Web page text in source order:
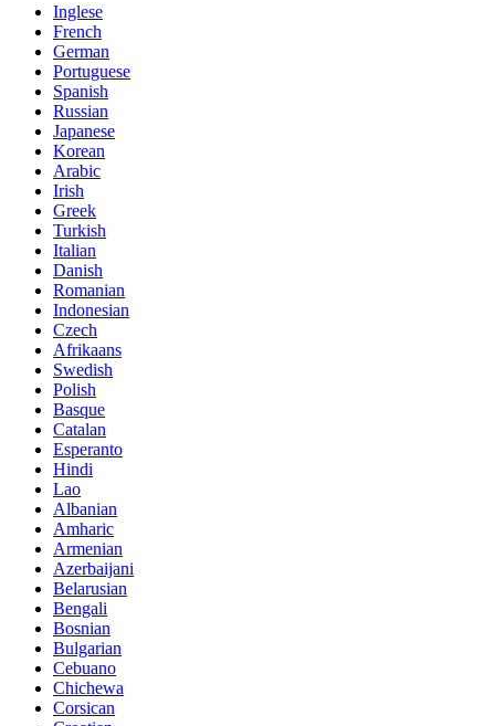
Inglese
French
German
Portuguese
Spanish
Russian
Japanese
Korean
Arabic
Irish
Greek
Turkish
Italian
Danish
Romanian
Indonesian
Czech
Afrikaans
Swedish
Polish
Basque
Catalan
Esperanto
Hindi
Lao
Albanian
Amharic
Armenian
Azerbaijani
Belarusian
Bengali
Bosnian
Bulgarian
Cebuano
Chichewa
Corsican